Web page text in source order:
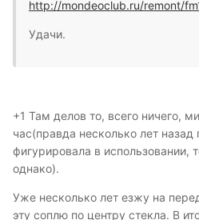
http://mondeoclub.ru/remont/
Удачи.
+1 Там делов то, всего ничего,
час(правда несколько лет назад
фигурировала в использовании,
однако).
Уже несколько лет езжу на
эту соплю по центру стекла. В